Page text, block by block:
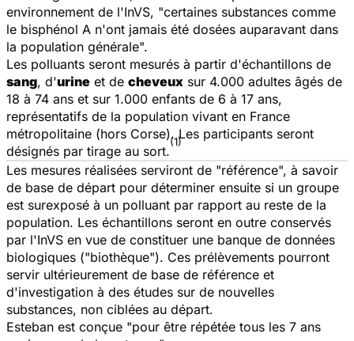
environnement de l'InVS, "certaines substances comme
le bisphénol A n'ont jamais été dosées auparavant dans
la population générale".
Les polluants seront mesurés à partir d'échantillons de
sang, d'urine et de cheveux sur 4.000 adultes âgés de
18 à 74 ans et sur 1.000 enfants de 6 à 17 ans,
représentatifs de la population vivant en France
métropolitaine (hors Corse). Les participants seront
désignés par tirage au sort.
(1)
Les mesures réalisées serviront de "référence", à savoir
de base de départ pour déterminer ensuite si un groupe
est surexposé à un polluant par rapport au reste de la
population. Les échantillons seront en outre conservés
par l'InVS en vue de constituer une banque de données
biologiques ("biothèque"). Ces prélèvements pourront
servir ultérieurement de base de référence et
d'investigation à des études sur de nouvelles
substances, non ciblées au départ.
Esteban est conçue "pour être répétée tous les 7 ans